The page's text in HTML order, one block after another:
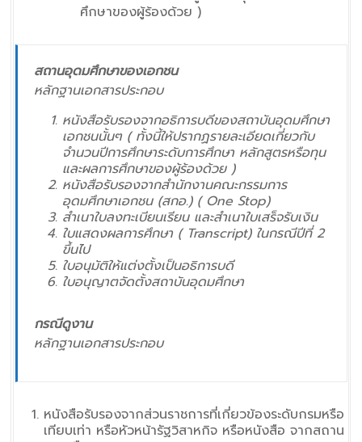
ศึกษาของผู้ร้องด้วย )
สถานอุดมศึกษาของเอกชน
หลักฐานเอกสารประกอบ
หนังสือรับรองจากอธิการบดีของสถาบันอุดมศึกษา
เอกชนนั้นๆ ( ทั้งนี้ให้ปรากฏรายละเอียดเกี่ยวกับ
จำนวนปีการศึกษาระดับการศึกษา หลักสูตรหรือทุน
และผลการศึกษาของผู้ร้องด้วย )
หนังสือรับรองจากสำนักงานคณะกรรมการ
อุดมศึกษาเอกชน (สกอ.) ( One Stop)
สำเนาใบลงทะเบียนเรียน และสำเนาใบเสร็จรับเงิน
ใบแสดงผลการศึกษา ( Transcript) ในกรณีปีที่ 2
ขึ้นไป
ใบอนุมัติให้แต่งตั้งเป็นอธิการบดี
ใบอนุญาตจัดตั้งสถาบันอุดมศึกษา
กรณีดูงาน
หลักฐานเอกสารประกอบ
หนังสือรับรองจากส่วนราชการที่เกี่ยวข้องระดับกรมหรือ
เทียบเท่า หรือหัวหน้ารัฐวิสาหกิจ หรือหนังสือ จากสถาน